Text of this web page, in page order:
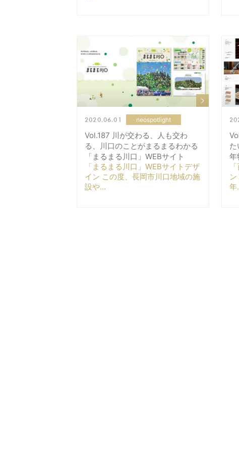
2020.06.01 neospotlight
Vol.187 川が交わる、人も交わ
る、川口のことがまるまるわかる
「まるまる川口」WEBサイト
「まるまる川口」WEBサイトデザ
イン この度、長岡市川口地域の施
設や…
年